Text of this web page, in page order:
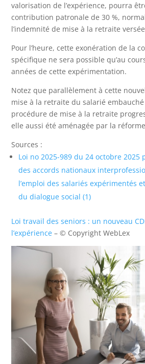
valorisation de l’expérience, pourra
contribution patronale de 30 %,
l’indemnité de mise à la retraite
Pour l’heure, cette exonération de la
spécifique ne sera possible qu’au
années de cette expérimentation.
Notez que parallèlement à cette
mise à la retraite du salarié embauché
procédure de mise à la retraite
elle aussi été aménagée par la
Sources :
Loi no 2025-989 du 24 octobre
des accords nationaux
l’emploi des salariés expérimentés
du dialogue social (1)
Loi travail des seniors : un nouveau
l’expérience– © Copyright WebLex